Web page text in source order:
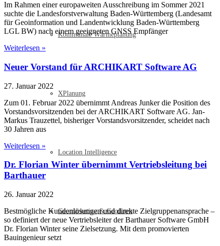
Kommunale Wärmeplanung
XPlanung
Location Intelligence
Geomarketing & Geodaten
Im Rahmen einer europaweiten Ausschreibung im Sommer 2021
suchte die Landesforstverwaltung Baden-Württemberg (Landesamt
für Geoinformation und Landentwicklung Baden-Württemberg
LGL BW) nach einem geeigneten GNSS Empfänger
Weiterlesen »
Neuer Vorstand für ARCHIKART Software AG
27. Januar 2022
Zum 01. Februar 2022 übernimmt Andreas Junker die Position des
Vorstandsvorsitzenden bei der ARCHIKART Software AG. Jan-
Markus Trauzettel, bisheriger Vorstandsvorsitzender, scheidet nach
30 Jahren aus
Weiterlesen »
Dr. Florian Winter übernimmt Vertriebsleitung bei
Barthauer
26. Januar 2022
Bestmögliche Kundenlösungen und direkte Zielgruppenansprache –
so definiert der neue Vertriebsleiter der Barthauer Software GmbH
Dr. Florian Winter seine Zielsetzung. Mit dem promovierten
Bauingenieur setzt